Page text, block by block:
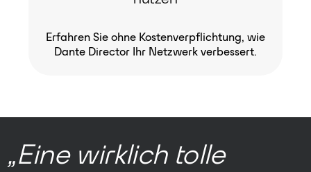
Erfahren Sie ohne Kostenverpflichtung, wie
Dante Director Ihr Netzwerk verbessert.
„Eine wirklich tolle